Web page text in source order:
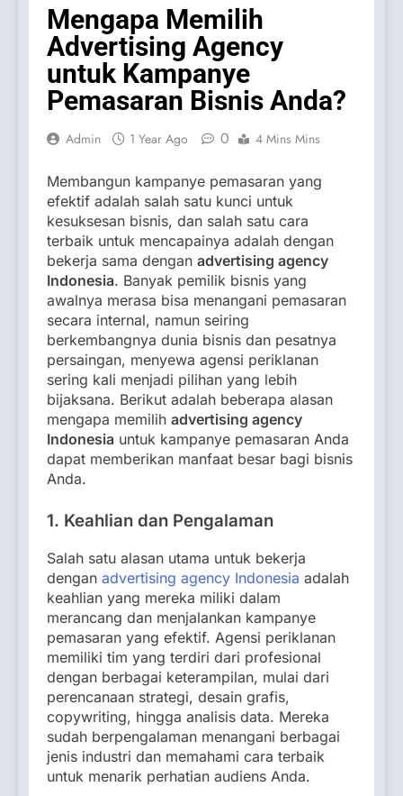
Mengapa Memilih
Advertising Agency
untuk Kampanye
Pemasaran Bisnis Anda?
Admin 1 Year Ago 0 4 Mins Mins
Membangun kampanye pemasaran yang
efektif adalah salah satu kunci untuk
kesuksesan bisnis, dan salah satu cara
terbaik untuk mencapainya adalah dengan
bekerja sama dengan advertising agency
Indonesia. Banyak pemilik bisnis yang
awalnya merasa bisa menangani pemasaran
secara internal, namun seiring
berkembangnya dunia bisnis dan pesatnya
persaingan, menyewa agensi periklanan
sering kali menjadi pilihan yang lebih
bijaksana. Berikut adalah beberapa alasan
mengapa memilih advertising agency
Indonesia untuk kampanye pemasaran Anda
dapat memberikan manfaat besar bagi bisnis
Anda.
1. Keahlian dan Pengalaman
Salah satu alasan utama untuk bekerja
dengan advertising agency Indonesia adalah
keahlian yang mereka miliki dalam
merancang dan menjalankan kampanye
pemasaran yang efektif. Agensi periklanan
memiliki tim yang terdiri dari profesional
dengan berbagai keterampilan, mulai dari
perencanaan strategi, desain grafis,
copywriting, hingga analisis data. Mereka
sudah berpengalaman menangani berbagai
jenis industri dan memahami cara terbaik
untuk menarik perhatian audiens Anda.